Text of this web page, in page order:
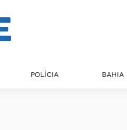
POLÍCIA BAHIA